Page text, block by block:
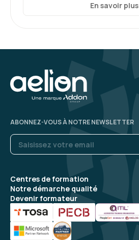
En savoir plus
Centres de formation
Notre démarche qualité
Devenir formateur
ABONNEZ-VOUS À NOTRE NEWSLETTER